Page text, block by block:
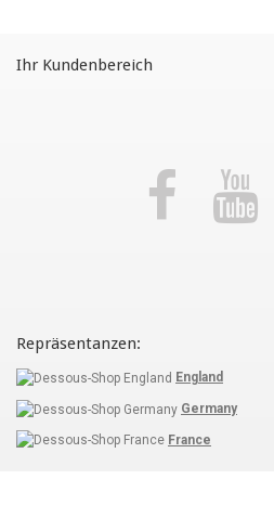
Ihr Kundenbereich
Repräsentanzen:
England
Germany
France